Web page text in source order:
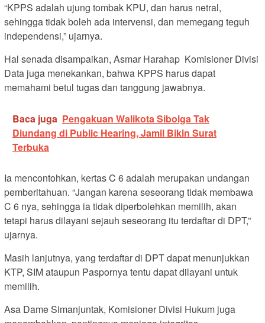
“KPPS adalah ujung tombak KPU, dan harus netral,
sehingga tidak boleh ada intervensi, dan memegang teguh
independensi,” ujarnya.
Hal senada disampaikan, Asmar Harahap Komisioner Divisi
Data juga menekankan, bahwa KPPS harus dapat
memahami betul tugas dan tanggung jawabnya.
Baca juga Pengakuan Walikota Sibolga Tak
Diundang di Public Hearing, Jamil Bikin Surat
Terbuka
Ia mencontohkan, kertas C 6 adalah merupakan undangan
pemberitahuan. “Jangan karena seseorang tidak membawa
C 6 nya, sehingga ia tidak diperbolehkan memilih, akan
tetapi harus dilayani sejauh seseorang itu terdaftar di DPT,”
ujarnya.
Masih lanjutnya, yang terdaftar di DPT dapat menunjukkan
KTP, SIM ataupun Paspornya tentu dapat dilayani untuk
memilih.
Asa Dame Simanjuntak, Komisioner Divisi Hukum juga